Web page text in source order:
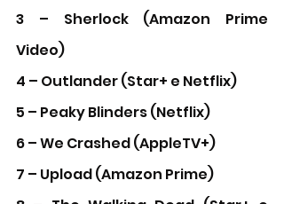
3 – Sherlock (Amazon Prime
Video)
4 – Outlander (Star+ e Netflix)
5 – Peaky Blinders (Netflix)
6 – We Crashed (AppleTV+)
7 – Upload (Amazon Prime)